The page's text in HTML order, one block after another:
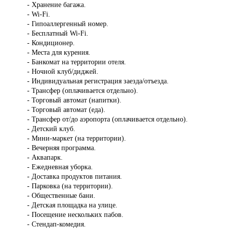
- Хранение багажа.
- Wi-Fi.
- Гипоаллергенный номер.
- Бесплатный Wi-Fi.
- Кондиционер.
- Места для курения.
- Банкомат на территории отеля.
- Ночной клуб/диджей.
- Индивидуальная регистрация заезда/отъезда.
- Трансфер (оплачивается отдельно).
- Торговый автомат (напитки).
- Торговый автомат (еда).
- Трансфер от/до аэропорта (оплачивается отдельно).
- Детский клуб.
- Мини-маркет (на территории).
- Вечерняя программа.
- Аквапарк.
- Ежедневная уборка.
- Доставка продуктов питания.
- Парковка (на территории).
- Общественные бани.
- Детская площадка на улице.
- Посещение нескольких пабов.
- Стендап-комедия.